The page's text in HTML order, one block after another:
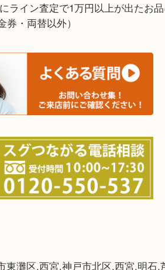
☆
,北区,芦屋市,西宮市,明石市,尼崎